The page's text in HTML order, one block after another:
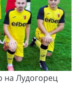
на Лудогорец